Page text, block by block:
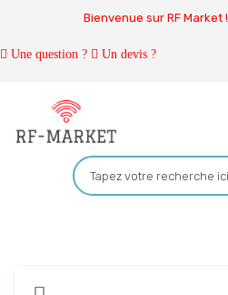
Bienvenue sur RF Market !
Une question ? Un devis ?